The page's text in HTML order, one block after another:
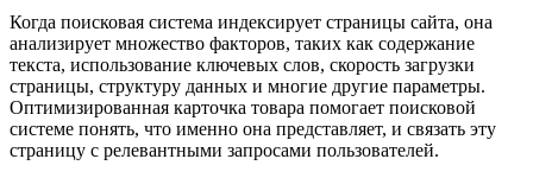
Когда поисковая система индексирует страницы сайта, она
анализирует множество факторов, таких как содержание
текста, использование ключевых слов, скорость загрузки
страницы, структуру данных и многие другие параметры.
Оптимизированная карточка товара помогает поисковой
системе понять, что именно она представляет, и связать эту
страницу с релевантными запросами пользователей.